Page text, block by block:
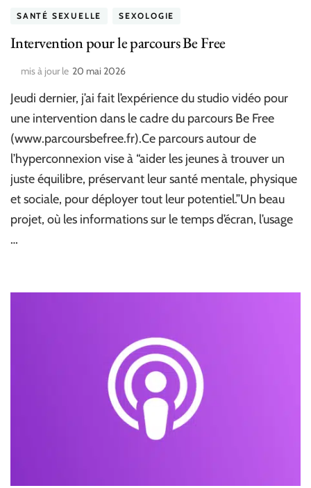
SANTÉ SEXUELLE SEXOLOGIE
Intervention pour le parcours Be Free
mis à jour le 20 mai 2026
Jeudi dernier, j’ai fait l’expérience du studio vidéo pour
une intervention dans le cadre du parcours Be Free
(www.parcoursbefree.fr).Ce parcours autour de
l’hyperconnexion vise à “aider les jeunes à trouver un
juste équilibre, préservant leur santé mentale, physique
et sociale, pour déployer tout leur potentiel.”Un beau
projet, où les informations sur le temps d’écran, l’usage
…